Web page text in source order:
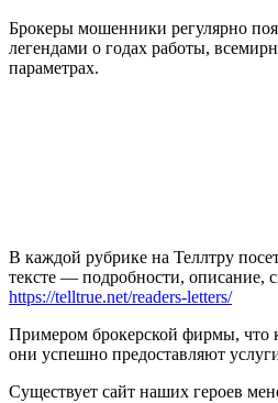
Брокеры мошенники регулярно
легендами о годах работы,
параметрах.
В каждой рубрике на Теллтру
тексте — подробности,
https://telltrue.net/readers-letters/
Примером брокерской фирмы, что
они успешно предоставляют
Существует сайт наших героев